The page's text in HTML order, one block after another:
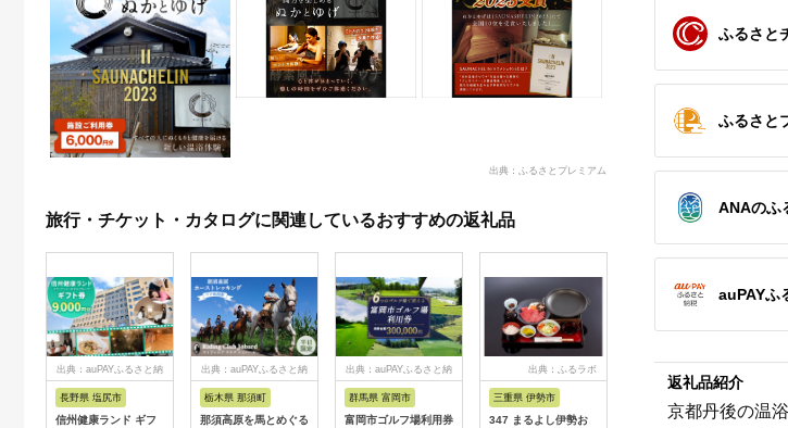
出典：ふるさとプレミアム
旅行・チケット・カタログに関連しているおすすめの返礼品
出典：auPAYふるさと納
長野県 塩尻市
信州健康ランド ギフ
出典：auPAYふるさと納
栃木県 那須町
那須高原を馬とめぐる
出典：auPAYふるさと納
群馬県 富岡市
富岡市ゴルフ場利用券
出典：ふるラボ
三重県 伊勢市
347 まるよし伊勢お
税
【ふるさと納税】ゴル
ふるさと
ふるさと
ANAのふ
auPAYふ
返礼品紹介
京都丹後の温